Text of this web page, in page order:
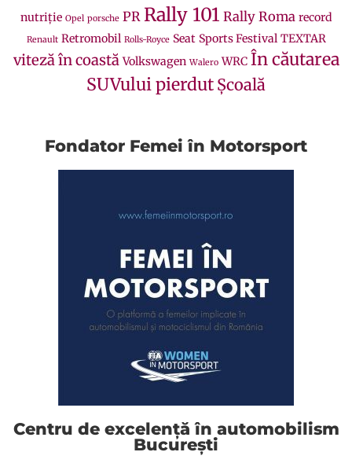
nutriție Opel porsche PR Rally 101 Rally Roma record
Renault Retromobil Rolls-Royce Seat Sports Festival TEXTAR
viteză în coastă Volkswagen Walero WRC În căutarea
SUVului pierdut Școală
Fondator Femei în Motorsport
Centru de excelență în automobilism
București